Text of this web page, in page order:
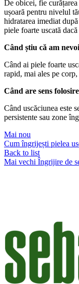
De obicei, fie curățarea
ușoară pentru nivelul
hidratarea imediat
piele foarte uscată
Când știu că am
Când ai piele foarte
rapid, mai ales pe
Când are sens
Când uscăciunea este
persistente sau zone
Mai nou
Cum îngrijești pielea
Back to list
Mai vechi Îngrijire de